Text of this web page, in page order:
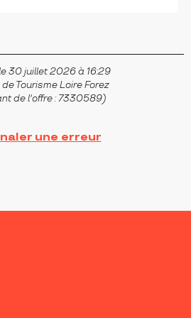
30 juillet 2026 à 16:29
Tourisme Loire Forez
de l'offre :7330589)
une erreur